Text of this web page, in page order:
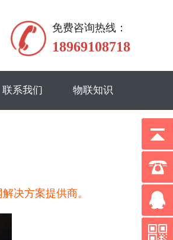
免费咨询热线：
18969108718
联系我们 物联知识
决方案提供商。